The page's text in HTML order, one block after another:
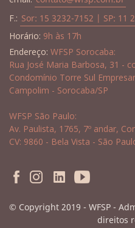
F.: Sor: 15 3232-7152 | SP: 11
Horário: 9h às 17h
Endereço: WFSP Sorocaba:
Rua José Maria Barbosa, 31 -
Condomínio Torre Sul
Campolim - Sorocaba/SP
WFSP São Paulo:
Av. Paulista, 1765, 7º andar,
CV: 9860 - Bela Vista - São
© Copyright 2019 - WFSP -
direitos